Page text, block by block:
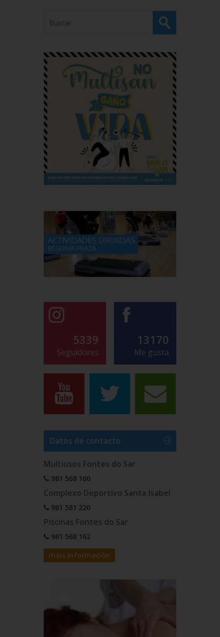
5339
Seguidores
13170
Me gusta
Datos de contacto
Multiusos Fontes do Sar
981 568 160
Complexo Deportivo Santa Isabel
981 581 220
Piscinas Fontes do Sar
981 568 162
máis información